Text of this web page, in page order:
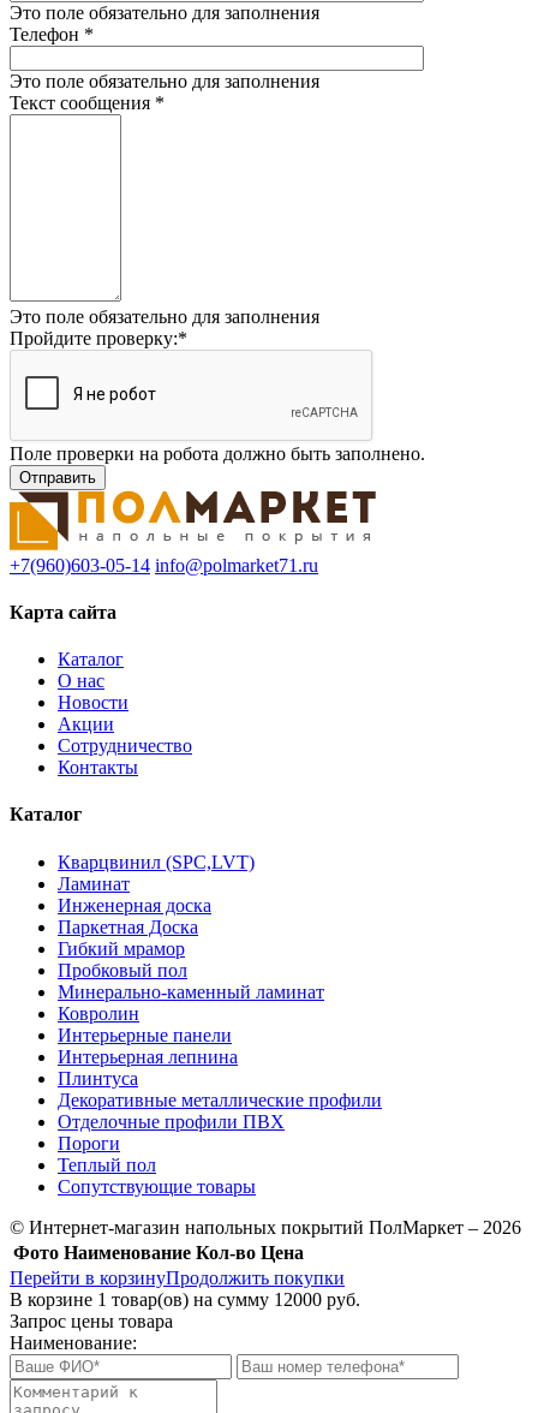
Это поле обязательно для заполнения
Телефон *
Это поле обязательно для заполнения
Текст сообщения *
Это поле обязательно для заполнения
Пройдите проверку:*
Поле проверки на робота должно быть заполнено.
+7(960)603-05-14 info@polmarket71.ru
Карта сайта
Каталог
О нас
Новости
Акции
Сотрудничество
Контакты
Каталог
Кварцвинил (SPC,LVT)
Ламинат
Инженерная доска
Паркетная Доска
Гибкий мрамор
Пробковый пол
Минерально-каменный ламинат
Ковролин
Интерьерные панели
Интерьерная лепнина
Плинтуса
Декоративные металлические профили
Отделочные профили ПВХ
Пороги
Теплый пол
Сопутствующие товары
© Интернет-магазин напольных покрытий ПолМаркет – 2026
Фото Наименование Кол-во Цена
Перейти в корзинуПродолжить покупки
В корзине 1 товар(ов) на сумму 12000 руб.
Запрос цены товара
Наименование: